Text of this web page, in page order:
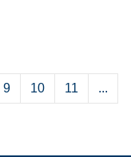
9 10 11 ...